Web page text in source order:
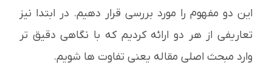
این دو مفهوم را مورد بررسی قرار دهیم. در ابتدا نیز
تعاریفی از هر دو ارائه کردیم که با نگاهی دقیق تر
وارد مبحث اصلی مقاله یعنی تفاوت ها شویم.